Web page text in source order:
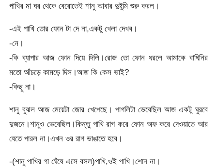
পাখির মা ঘর থেকে বেরোতেই শানু আবার দুষ্টুমি শুরু করল।
-এই পাখি তোর ফোন টা দে না,একটু খেলা দেখব।
-নে।
-কি ব্যাপার আজ ফোন দিয়ে দিলি।রোজ তো ফোন ধরলে আমাকে বাঘিনির
মতো আঁচড়ে কামড়ে দিস।আজ কি কেস ভাই?
-কিছু না।
শানু বুঝল আজ মেয়েটা জোর খেপেছে। পাগলিটা ভেবেছিল আজ একটু ঘুরবে
দুজনে।শানুও ভেবেছিল।কিন্তু পাখি রাগ করে ফোন অফ করে দেওয়াতে আর
যেতে পারল না।এখন ওর রাগ ভাঙাতে হবে।
-(শানু পাখির গা ঘেঁষে এসে বসল)পাখি,ওই পাখি।শোন না।